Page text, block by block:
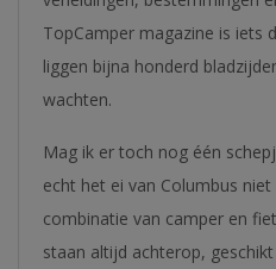
TopCamper magazine is iets
liggen bijna honderd
wachten.
Mag ik er toch nog één
echt het ei van Columbus
combinatie van camper en
staan altijd achterop,